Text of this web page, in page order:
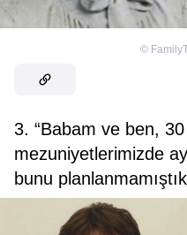
©
3. “Babam ve ben, 30
mezuniyetlerimizde
bunu